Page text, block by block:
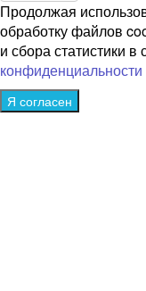
Продолжая
обработку файлов
и сбора статистики в
конфиденциальности
Я согласен